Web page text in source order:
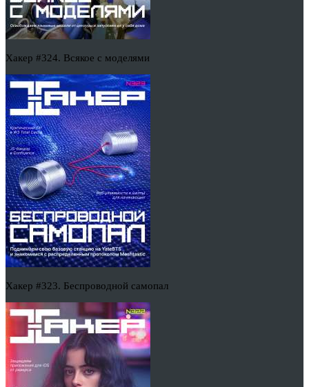
Хакер #324. Всякое с моделями
Хакер #323. Беспроводной самопал